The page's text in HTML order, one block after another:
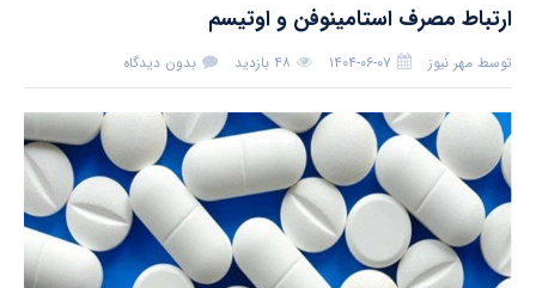
ارتباط مصرف استامینوفن و اوتیسم
توسط مهر نیوز ۱۴۰۴-۰۶-۰۷ ۴۸ بازدید بدون دیدگاه